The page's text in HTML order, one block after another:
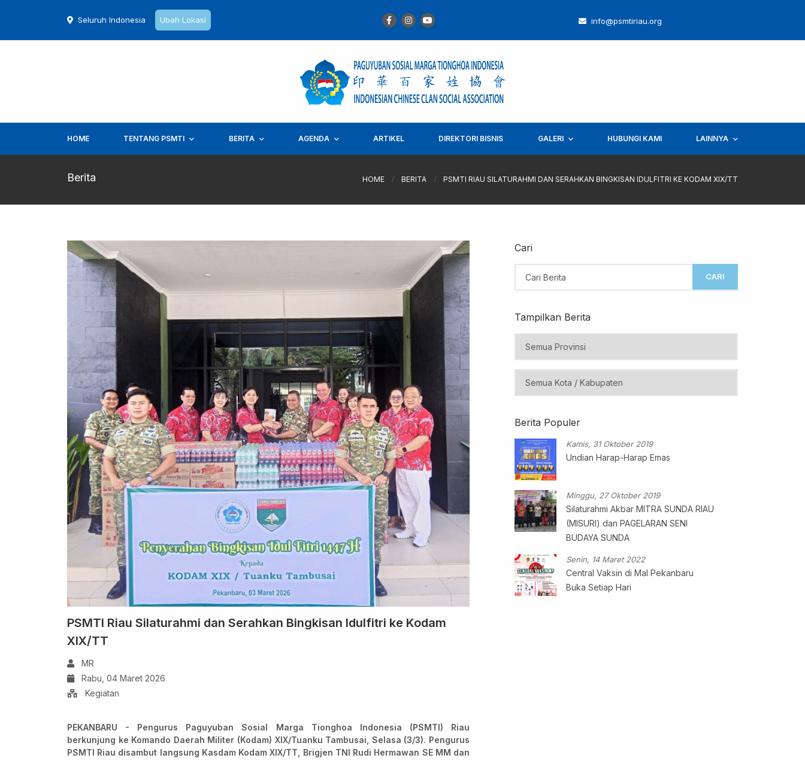
Seluruh Indonesia Ubah Lokasi info@psmtiriau.org
HOME TENTANG PSMTI BERITA AGENDA ARTIKEL DIREKTORI BISNIS GALERI HUBUNGI KAMI LAINNYA
Berita HOME / BERITA / PSMTI RIAU SILATURAHMI DAN SERAHKAN BINGKISAN IDULFITRI KE KODAM XIX/TT
PSMTI Riau Silaturahmi dan Serahkan Bingkisan Idulfitri ke Kodam
XIX/TT
MR
Rabu, 04 Maret 2026
Kegiatan
PEKANBARU - Pengurus Paguyuban Sosial Marga Tionghoa Indonesia (PSMTI) Riau
berkunjung ke Komando Daerah Militer (Kodam) XIX/Tuanku Tambusai, Selasa (3/3). Pengurus
PSMTI Riau disambut langsung Kasdam Kodam XIX/TT, Brigjen TNI Rudi Hermawan SE MM dan
Cari
CARI
Tampilkan Berita
Berita Populer
Kamis, 31 Oktober 2019
Undian Harap-Harap Emas
Minggu, 27 Oktober 2019
Silaturahmi Akbar MITRA SUNDA RIAU
(MISURI) dan PAGELARAN SENI
BUDAYA SUNDA
Senin, 14 Maret 2022
Central Vaksin di Mal Pekanbaru
Buka Setiap Hari